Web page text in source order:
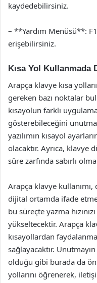
kaydedebilirsiniz.
– **Yardım Menüsü**:
erişebilirsiniz.
Kısa Yol Kullanmada
Arapça klavye kısa
gereken bazı noktalar
kısayolun farklı
gösterebileceğini
yazılımın kısayol
olacaktır. Ayrıca, klavye
süre zarfında sabırlı
Arapça klavye
dijital ortamda ifade
bu süreçte yazma
yükseltecektir. Arapça
kısayollardan
sağlayacaktır.
olduğu gibi burada da
yollarını öğrenerek,